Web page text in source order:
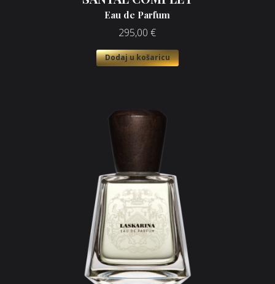
Eau de Parfum
295,00 €
Dodaj u košaricu